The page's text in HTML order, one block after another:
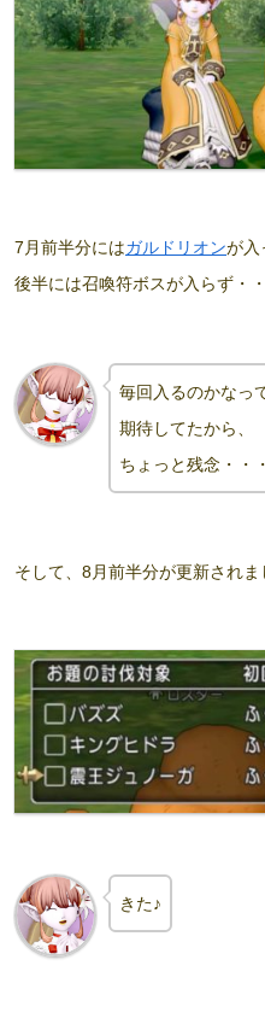
7月前半分にはガルドリオンが入
後半には召喚符ボスが入らず・・
毎回入るのかなっ
期待してたから、
ちょっと残念・・・
そして、8月前半分が更新されま
きた♪